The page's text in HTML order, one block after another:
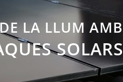
LA LLUM AMB
SOLARS